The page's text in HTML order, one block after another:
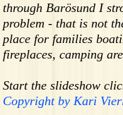
through Barösund I
problem - that is not
place for families
fireplaces, camping
Start the slideshow
Copyright by Kari